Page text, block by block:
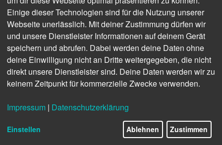
Nachrichtenbranche.
Wie viele Journalisten werden durch den Aufstieg von
generativer künstlicher Intelligenz ersetzt? Wie schnell
wird dieser Prozess stattfinden? Welche Journalisten sind
am anfälligsten für diese Art von Störung? Und sollten wir
ChatGPT als Herausforderung oder als Chance sehen,
einige der Probleme zu lösen, mit denen die
diskutiert. Ich sprach mit drei Experten und zwei Start-up-
Gründern, um eine klarere Vorstellung davon zu
Einige dieser Technologien sind für die Nutzung unserer
Webseite unerlässlich. Mit deiner Zustimmung dürfen wir
und unsere Dienstleister Informationen auf deinem Gerät
speichern und abrufen. Dabei werden deine Daten ohne
deine Einwilligung nicht an Dritte weitergegeben, die nicht
direkt unsere Dienstleister sind. Deine Daten werden wir zu
keinem Zeitpunkt für kommerzielle Zwecke verwenden.
Impressum | Datenschutzerklärung
Einstellen Ablehnen Zustimmen